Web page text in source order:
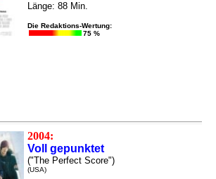
Länge: 88 Min.
Die Redaktions-Wertung:
75 %
2004:
Voll gepunktet
("The Perfect Score")
(USA)